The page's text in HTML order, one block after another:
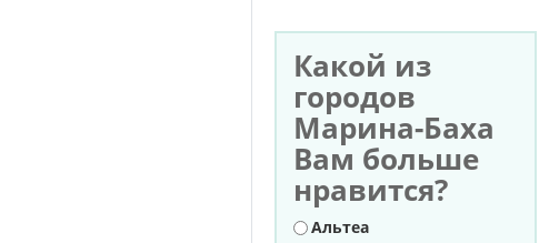
Какой из
городов
Марина-Баха
Вам больше
нравится?
Варианты
Альтеа